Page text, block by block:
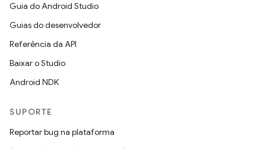
Guia do Android Studio
Guias do desenvolvedor
Referência da API
Baixar o Studio
Android NDK
SUPORTE
Reportar bug na plataforma